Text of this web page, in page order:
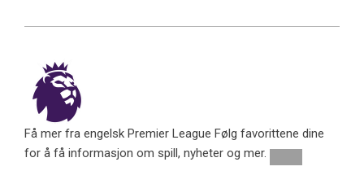
Få mer fra engelsk Premier League Følg favorittene dine
for å få informasjon om spill, nyheter og mer.